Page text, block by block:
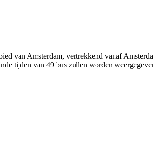
van Amsterdam, vertrekkend vanaf
tijden van 49 bus zullen worden